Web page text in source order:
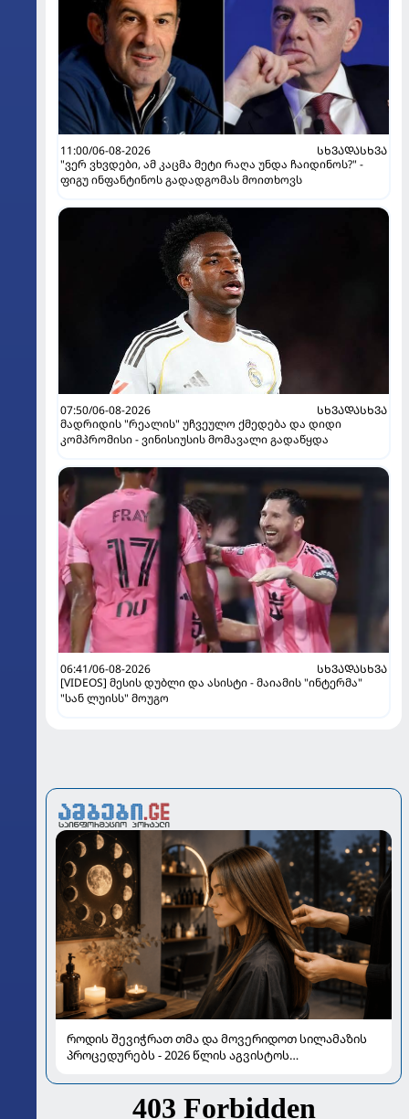
11:00/06-08-2026
ᲡᲮᲕᲐᲓᲐᲡᲮᲕᲐ
"ვერ ვხვდები, ამ კაცმა მეტი რაღა უნდა ჩაიდინოს?" -
ფიგუ ინფანტინოს გადადგომას მოითხოვს
07:50/06-08-2026
ᲡᲮᲕᲐᲓᲐᲡᲮᲕᲐ
მადრიდის "რეალის" უჩვეულო ქმედება და დიდი
კომპრომისი - ვინისიუსის მომავალი გადაწყდა
06:41/06-08-2026
ᲡᲮᲕᲐᲓᲐᲡᲮᲕᲐ
[VIDEOS] მესის დუბლი და ასისტი - მაიამის "ინტერმა"
"სან ლუისს" მოუგო
როდის შევიჭრათ თმა და მოვერიდოთ სილამაზის
პროცედურებს - 2026 წლის აგვისტოს